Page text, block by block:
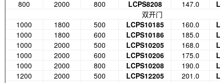
800
2000 800 LCPS8208 147.0
双开门
1000
1800 500 LCPS10185 160.0
1000
1800 600 LCPS10186 185.0
1000
2000 500 LCPS10205 168.0
1000
2000 600 LCPS10206 175.0
1000
2000 800 LCPS10208 190.0
1200
2000 500 LCPS12205 201.0